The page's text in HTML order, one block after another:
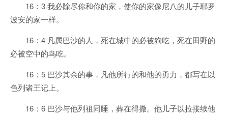
16：3 我必除尽你和你的家，使你的家像尼八的儿子耶罗
波安的家一样。
16：4 凡属巴沙的人，死在城中的必被狗吃，死在田野的
必被空中的鸟吃。
16：5 巴沙其余的事，凡他所行的和他的勇力，都写在以
色列诸王记上。
16：6 巴沙与他列祖同睡，葬在得撒。他儿子以拉接续他